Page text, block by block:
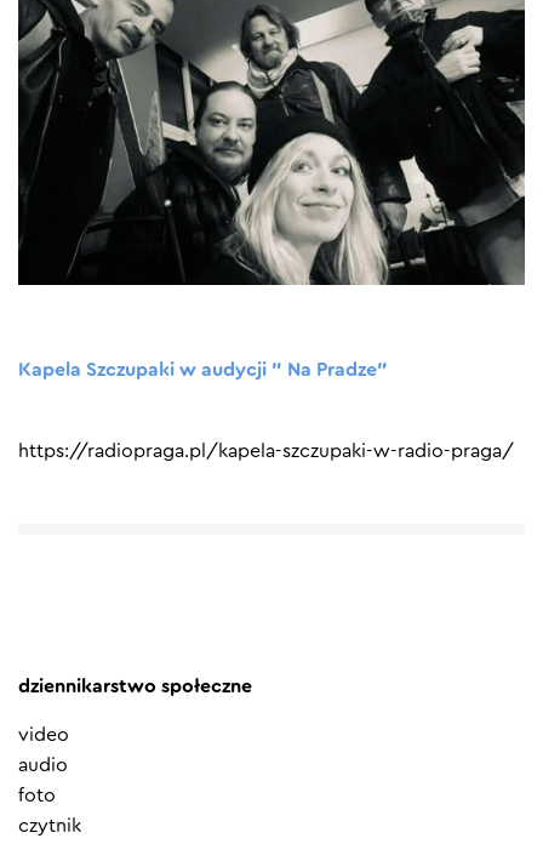
Kapela Szczupaki w audycji ” Na Pradze”
https://radiopraga.pl/kapela-szczupaki-w-radio-praga/
dziennikarstwo społeczne
video
audio
foto
czytnik